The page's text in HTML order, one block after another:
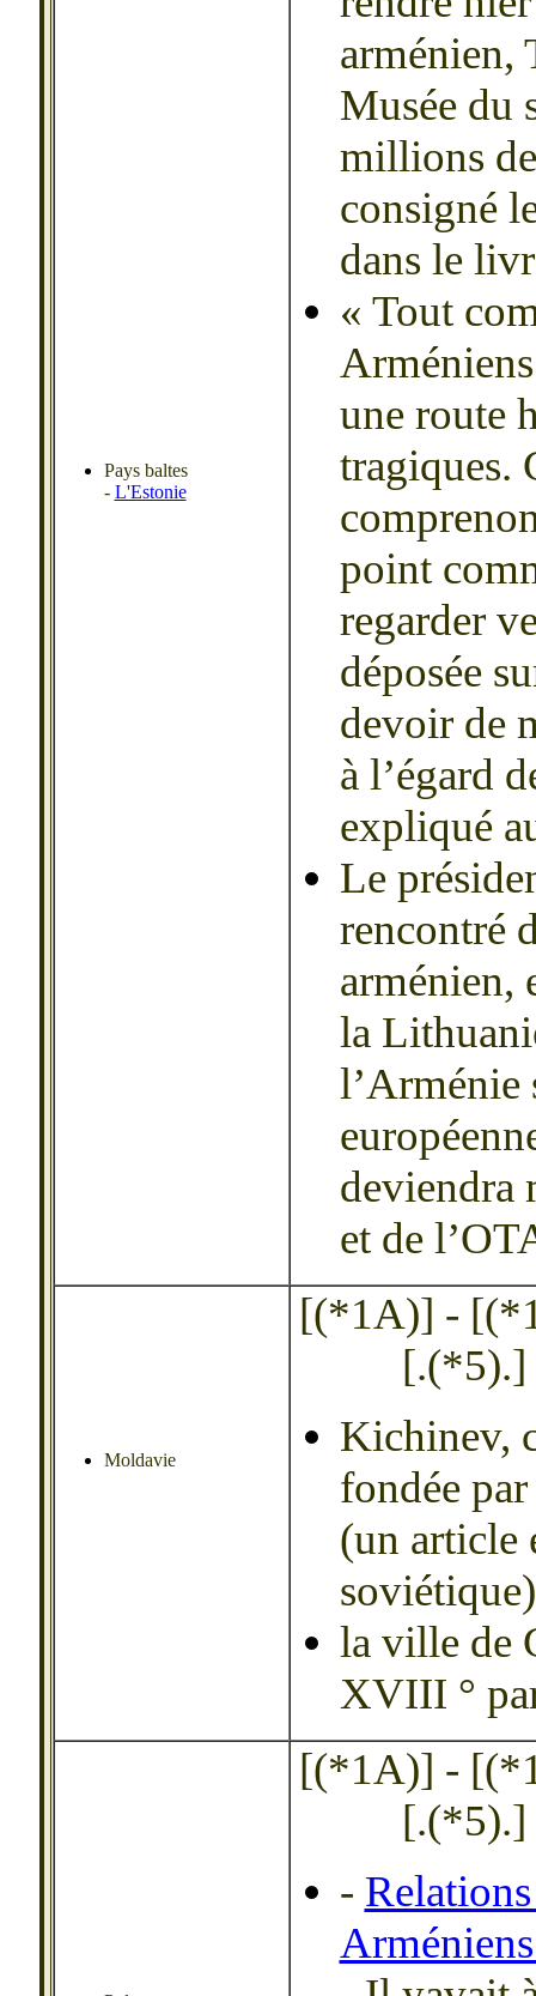
Pays baltes
- L'Estonie
arménien,
Musée du
millions
consigné
dans le
« Tout
une route
tragiques.
point
regarder
déposée
devoir de
à l’égard
expliqué
Le
rencontré
arménien,
la
l’Arménie
deviendra
et de
Moldavie
[(*1A)] -
Kichinev,
fondée
(un article
soviétique)
la ville de
XVIII °
[(*1A)] -
-